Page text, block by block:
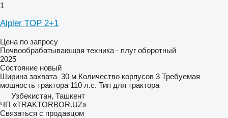
1
Alpler TOP 2+1
Цена по запросу
Почвообрабатывающая техника - плуг оборотный
2025
Состояние новый
Ширина захвата 30 м Количество корпусов 3 Требуемая
мощность трактора 110 л.с. Тип для трактора
Узбекистан, Ташкент
ЧП «TRAKTORBOR.UZ»
Связаться с продавцом